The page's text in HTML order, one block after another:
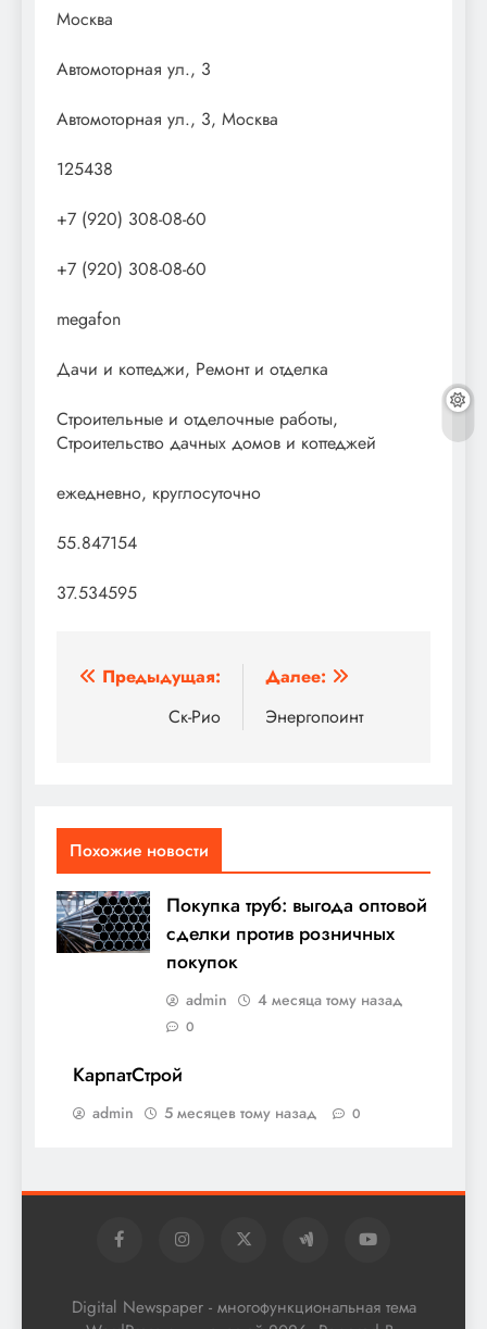
Москва
Автомоторная ул., 3
Автомоторная ул., 3, Москва
125438
+7 (920) 308-08-60
+7 (920) 308-08-60
megafon
Дачи и коттеджи, Ремонт и отделка
Строительные и отделочные работы,
Строительство дачных домов и коттеджей
ежедневно, круглосуточно
55.847154
37.534595
Навигация
Предыдущая:
Ск-Рио
Далее:
Энергопоинт
Похожие новости
Покупка труб: выгода оптовой
сделки против розничных
покупок
admin 4 месяца тому назад
0
КарпатСтрой
admin 5 месяцев тому назад 0
Digital Newspaper - многофункциональная тема